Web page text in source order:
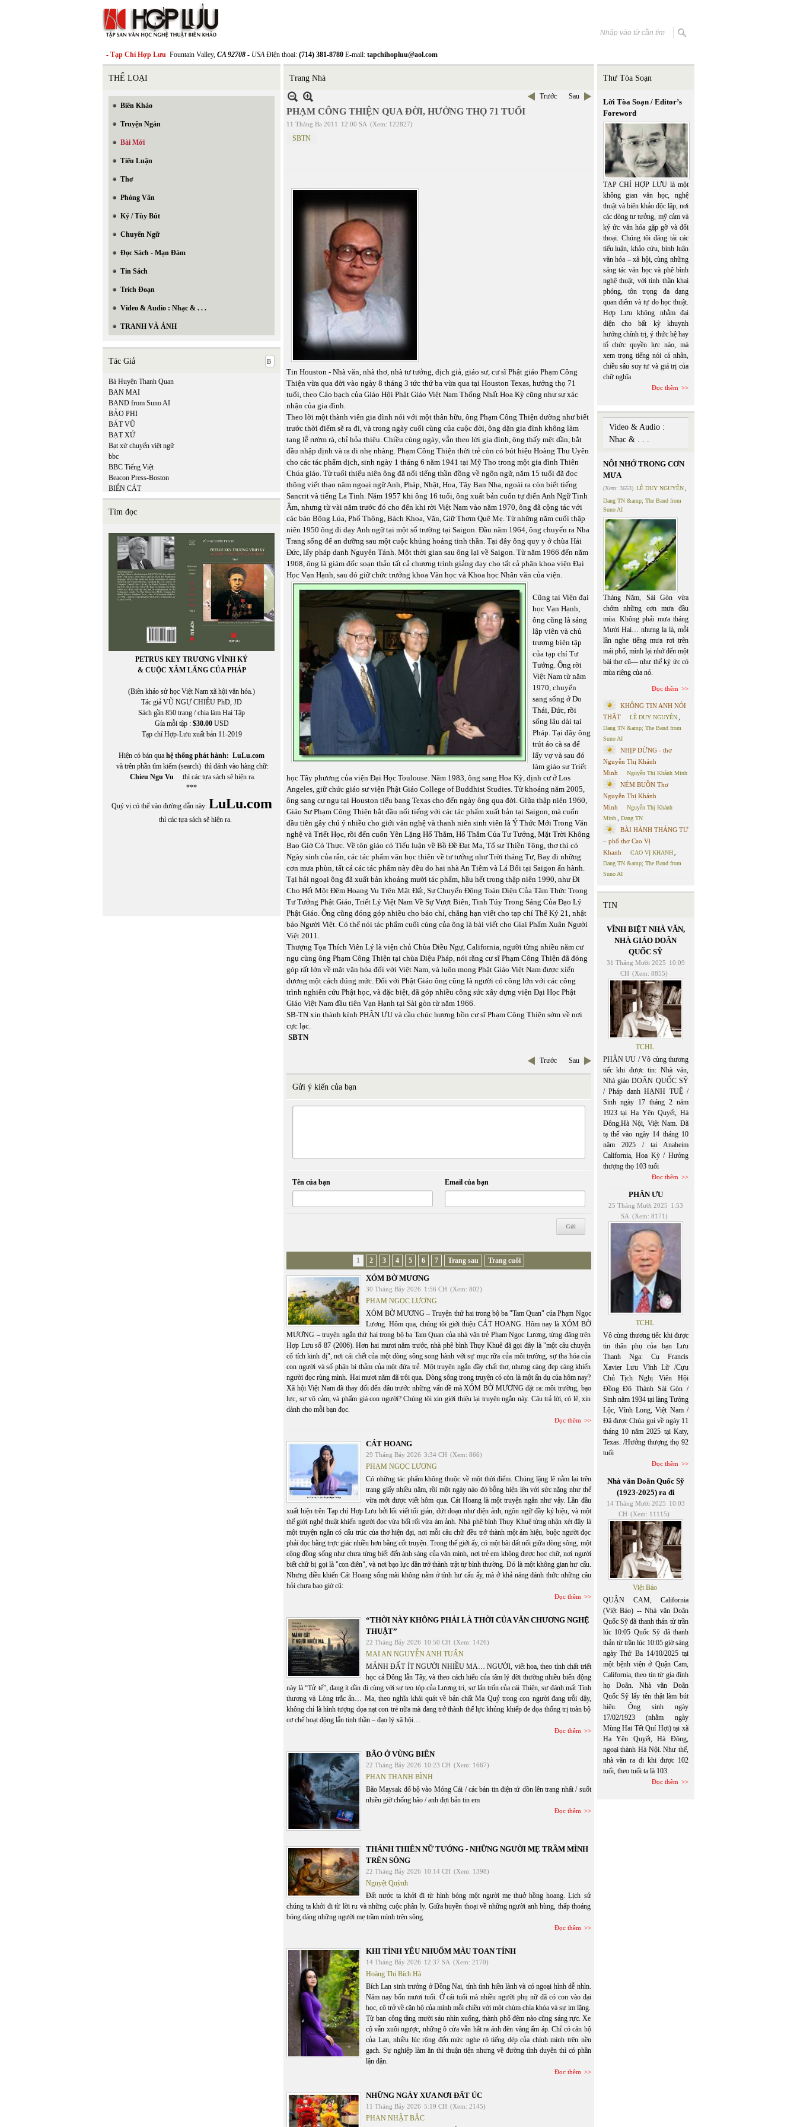
- Tạp Chí Hợp Lưu Fountain Valley, CA 92708 - USAĐiện thoại: (714) 381-8780 E-mail: tapchihopluu@aol.com
THỂ LOẠI
Biên Khảo
Truyện Ngắn
Bài Mới
Tiểu Luận
Thơ
Phỏng Vấn
Ký / Tùy Bút
Chuyển Ngữ
Đọc Sách - Mạn Đàm
Tin Sách
Trích Đoạn
Video & Audio : Nhạc & . . .
TRANH VÀ ẢNH
Tác Giả
Bà Huyện Thanh Quan
BAN MAI
BAND from Suno AI
BẢO PHI
BÁT VŨ
BẠT XỨ
Bạt xứ chuyển việt ngữ
bbc
BBC Tiếng Việt
Beacon Press-Boston
BIỂN CÁT
BÌNH ĐỊA MỘC
Bồ Tùng Linh
Bruno Corty
Bùi Hoàng Linh
BÙI HOẰNG VỊ
BÙI NGỌC KHÔI
Bùi Ngọc Khôi chuyển ngữ
Bùi Thanh Xuân
BÙI VĨNH PHÚC
Tìm đọc
PETRUS KEY TRƯƠNG VĨNH KÝ
& CUỘC XÂM LĂNG CỦA PHÁP
(Biên khảo sử học Việt Nam xã hội văn hóa.)
Tác giả VŨ NGỰ CHIÊU PhD, JD
Sách gần 850 trang / chia làm Hai Tập
Gía mỗi tập : $30.00USD
Tạp chí Hợp-Lưu xuất bản 11-2019
Hiện có bán qua hệ thống phát hành: LuLu.com
và trên phần tìm kiếm (search) thì đánh vào hàng chữ:
Chieu Ngu Vu thì các tựa sách sẽ hiện ra.
***
Quý vị có thể vào đường dẫn này: LuLu.com
thì các tựa sách sẽ hiện ra.
Trang Nhà
Trước Sau
PHẠM CÔNG THIỆN QUA ĐỜI, HƯỞNG THỌ 71 TUỔI
11 Tháng Ba 2011 12:00 SA (Xem: 122827)
SBTN
Tin Houston - Nhà văn, nhà thơ, nhà tư tưởng, dịch giả, giáo sư, cư sĩ Phật giáo Phạm Công
Thiện vừa qua đời vào ngày 8 tháng 3 tức thứ ba vừa qua tại Houston Texas, hưởng thọ 71
tuổi, theo Cáo bạch của Giáo Hội Phật Giáo Việt Nam Thống Nhất Hoa Kỳ cũng như sự xác
nhận của gia đình.
Theo lời một thành viên gia đình nói với một thân hữu, ông Phạm Công Thiện dường như biết
trước thời điểm sẽ ra đi, và trong ngày cuối cùng của cuộc đời, ông dặn gia đình không làm
tang lễ rườm rà, chỉ hỏa thiêu. Chiều cùng ngày, vẫn theo lời gia đình, ông thấy mệt dần, bắt
đầu nhập định và ra đi nhẹ nhàng. Phạm Công Thiện thời trẻ còn có bút hiệu Hoàng Thu Uyên
cho các tác phẩm dịch, sinh ngày 1 tháng 6 năm 1941 tại Mỹ Tho trong một gia đình Thiên
Chúa giáo. Từ tuổi thiếu niên ông đã nổi tiếng thần đồng về ngôn ngữ, năm 15 tuổi đã đọc
thông viết thạo năm ngoại ngữ Anh, Pháp, Nhật, Hoa, Tây Ban Nha, ngoài ra còn biết tiếng
Sancrit và tiếng La Tinh. Năm 1957 khi ông 16 tuổi, ông xuất bản cuốn tự điển Anh Ngữ Tinh
Âm, nhưng từ vài năm trước đó cho đến khi rời Việt Nam vào năm 1970, ông đã cộng tác với
các báo Bông Lúa, Phổ Thông, Bách Khoa, Văn, Giữ Thơm Quê Mẹ. Từ những năm cuối thập
niên 1950 ông đi dạy Anh ngữ tại một số trường tại Saigon. Đầu năm 1964, ông chuyển ra Nha
Trang sống để an dưỡng sau một cuộc khủng hoảng tinh thần. Tại đây ông quy y ở chùa Hải
Đức, lấy pháp danh Nguyên Tánh. Một thời gian sau ông lại về Saigon. Từ năm 1966 đến năm
1968, ông là giám đốc soạn thảo tất cả chương trình giảng dạy cho tất cả phân khoa viện Đại
Học Vạn Hạnh, sau đó giữ chức trưởng khoa Văn học và Khoa học Nhân văn của viện.
Cũng tại Viện đại
học Vạn Hạnh,
ông cũng là sáng
lập viên và chủ
trương biên tập
của tạp chí Tư
Tưởng. Ông rời
Việt Nam từ năm
1970, chuyển
sang sống ở Do
Thái, Đức, rồi
sống lâu dài tại
Pháp. Tại đây ông
trút áo cà sa để
lấy vợ và sau đó
làm giáo sư Triết
học Tây phương của viện Đại Học Toulouse. Năm 1983, ông sang Hoa Kỳ, định cư ở Los
Angeles, giữ chức giáo sư viện Phật Giáo College of Buddhist Studies. Từ khoảng năm 2005,
ông sang cư ngụ tại Houston tiểu bang Texas cho đến ngày ông qua đời. Giữa thập niên 1960,
Giáo Sư Phạm Công Thiện bắt đầu nổi tiếng với các tác phẩm xuất bản tại Saigon, mà cuốn
đầu tiên gây chú ý nhiều cho giới văn nghệ và thanh niên sinh viên là Ý Thức Mới Trong Văn
nghệ và Triết Học, rồi đến cuốn Yên Lặng Hố Thẳm, Hố Thẳm Của Tư Tưởng, Mặt Trời Không
Bao Giờ Có Thực. Về tôn giáo có Tiểu luận về Bồ Đề Đạt Ma, Tổ sư Thiền Tông, thơ thì có
Ngày sinh của rắn, các tác phẩm văn học thiên về tư tưởng như Trời tháng Tư, Bay đi những
cơn mưa phùn, tất cả các tác phẩm này đều do hai nhà An Tiêm và Lá Bối tại Saigon ấn hành.
Tại hải ngoại ông đã xuất bản khoảng mười tác phẩm, hầu hết trong thập niên 1990, như Đi
Cho Hết Một Đêm Hoang Vu Trên Mặt Đất, Sự Chuyển Động Toàn Diện Của Tâm Thức Trong
Tư Tưởng Phật Giáo, Triết Lý Việt Nam Về Sự Vượt Biên, Tinh Túy Trong Sáng Của Đạo Lý
Phật Giáo. Ông cũng đóng góp nhiều cho báo chí, chẳng hạn viết cho tạp chí Thế Kỷ 21, nhật
báo Người Việt. Có thể nói tác phẩm cuối cùng của ông là bài viết cho Giai Phẩm Xuân Người
Việt 2011.
Thượng Tọa Thích Viên Lý là viện chủ Chùa Điều Ngự, California, người từng nhiều năm cư
ngụ cùng ông Phạm Công Thiện tại chùa Diệu Pháp, nói rằng cư sĩ Phạm Công Thiện đã đóng
góp rất lớn về mặt văn hóa đối với Việt Nam, và luôn mong Phật Giáo Việt Nam được xiển
dương một cách đúng mức. Đối với Phật Giáo ông cũng là người có công lớn với các công
trình nghiên cứu Phật học, và đặc biệt, đã góp nhiều công sức xây dựng viện Đại Học Phật
Giáo Việt Nam đầu tiên Vạn Hạnh tại Sài gòn từ năm 1966.
SB-TN xin thành kính PHÂN ƯU và cầu chúc hương hồn cư sĩ Phạm Công Thiện sớm về nơi
cực lạc.
SBTN
Trước Sau
Gửi ý kiến của bạn
Tên của bạn Email của bạn
1 2 3 4 5 6 7 Trang sau Trang cuối
XÓM BỜ MƯƠNG
30 Tháng Bảy 2026 1:56 CH (Xem: 802)
PHẠM NGỌC LƯƠNG
XÓM BỜ MƯƠNG – Truyện thứ hai trong bộ ba "Tam Quan" của Phạm Ngọc
Lương. Hôm qua, chúng tôi giới thiệu CÁT HOANG. Hôm nay là XÓM BỜ
MƯƠNG – truyện ngắn thứ hai trong bộ ba Tam Quan của nhà văn trẻ Phạm Ngọc Lương, từng đăng trên
Hợp Lưu số 87 (2006). Hơn hai mươi năm trước, nhà phê bình Thụy Khuê đã gọi đây là "một câu chuyện
cổ tích kinh dị", nơi cái chết của một dòng sông song hành với sự mục rữa của môi trường, sự tha hóa của
con người và số phận bi thảm của một đứa trẻ. Một truyện ngắn đầy chất thơ, nhưng càng đẹp càng khiến
người đọc rùng mình. Hai mươi năm đã trôi qua. Dòng sông trong truyện có còn là một ẩn dụ của hôm nay?
Xã hội Việt Nam đã thay đổi đến đâu trước những vấn đề mà XÓM BỜ MƯƠNG đặt ra: môi trường, bạo
lực, sự vô cảm, và phẩm giá con người? Chúng tôi xin giới thiệu lại truyện ngắn này. Câu trả lời, có lẽ, xin
dành cho mỗi bạn đọc.
Đọc thêm
CÁT HOANG
29 Tháng Bảy 2026 3:34 CH (Xem: 866)
PHẠM NGỌC LƯƠNG
Có những tác phẩm không thuộc về một thời điểm. Chúng lặng lẽ nằm lại trên
trang giấy nhiều năm, rồi một ngày nào đó bỗng hiện lên với sức nặng như thể
vừa mới được viết hôm qua. Cát Hoang là một truyện ngắn như vậy. Lần đầu
xuất hiện trên Tạp chí Hợp Lưu bởi lối viết tối giản, đứt đoạn như điện ảnh, ngôn ngữ đầy ký hiệu, và một
thế giới nghệ thuật khiến người đọc vừa bối rối vừa ám ảnh. Nhà phê bình Thụy Khuê từng nhận xét đây là
một truyện ngắn có cấu trúc của thơ hiện đại, nơi mỗi câu chữ đều trở thành một ám hiệu, buộc người đọc
phải đọc bằng trực giác nhiều hơn bằng cốt truyện. Trong thế giới ấy, có một bãi đất nổi giữa dòng sông, một
cộng đồng sống như chưa từng biết đến ánh sáng của văn minh, nơi trẻ em không được học chữ, nơi người
biết chữ bị gọi là "con điên", và nơi bạo lực dần trở thành trật tự bình thường. Đó là một không gian hư cấu.
Nhưng điều khiến Cát Hoang sống mãi không nằm ở tính hư cấu ấy, mà ở khả năng đánh thức những câu
hỏi chưa bao giờ cũ:
Đọc thêm
“THỜI NÀY KHÔNG PHẢI LÀ THỜI CỦA VĂN CHƯƠNG NGHỆ
THUẬT”
22 Tháng Bảy 2026 10:50 CH (Xem: 1426)
MAI AN NGUYỄN ANH TUẤN
MẢNH ĐẤT ÍT NGƯỜI NHIỀU MA… NGƯỜI, viết hoa, theo tính chất triết
học cả Đông lẫn Tây, và theo cách hiểu của tâm lý đời thường nhiều biến động
này là “Tử tế”, đang ít dần đi cùng với sự teo tóp của Lương tri, sự lẩn trốn của cái Thiện, sự đánh mất Tình
thương và Lòng trắc ẩn… Ma, theo nghĩa khái quát về bản chất Ma Quỷ trong con người đang trỗi dậy,
không chỉ là hình tượng dọa nạt con trẻ nữa mà đang trở thành thế lực khủng khiếp đe dọa thống trị toàn bộ
cơ chế hoạt động lẫn tinh thần – đạo lý xã hội…
Đọc thêm
BÃO Ở VÙNG BIÊN
22 Tháng Bảy 2026 10:23 CH (Xem: 1667)
PHAN THANH BÌNH
Bão Maysak đổ bộ vào Móng Cái / các bản tin điện tử dồn lên trang nhất / suốt
nhiều giờ chống bão / anh đợi bản tin em
Đọc thêm
THÁNH THIÊN NỮ TƯỚNG - NHỮNG NGƯỜI MẸ TRẦM MÌNH
TRÊN SÔNG
22 Tháng Bảy 2026 10:14 CH (Xem: 1398)
Nguyệt Quỳnh
Đất nước ta khởi đi từ hình bóng một người mẹ thuở hồng hoang. Lịch sử
chúng ta khởi đi từ lời ru và những cuộc phân ly. Giữa huyền thoại về những người anh hùng, thấp thoáng
bóng dáng những người mẹ trầm mình trên sông.
Đọc thêm
KHI TÌNH YÊU NHUỐM MÀU TOAN TÍNH
14 Tháng Bảy 2026 12:37 SA (Xem: 2170)
Hoàng Thị Bích Hà
Bích Lan sinh trưởng ở Đồng Nai, tính tình hiền lành và có ngoại hình dễ nhìn.
Năm nay bốn mươi tuổi. Ở cái tuổi mà nhiều người phụ nữ đã có con vào đại
học, cô trở về căn hộ của mình mỗi chiều với một chùm chìa khóa và sự im lặng.
Từ ban công tầng mười sáu nhìn xuống, thành phố đêm nào cũng sáng rực. Xe
cộ vẫn xuôi ngược, những ô cửa vẫn hắt ra ánh đèn vàng ấm áp. Chỉ có căn hộ
của Lan, nhiều lúc rộng đến mức nghe rõ tiếng dép của chính mình trên nền
gạch. Sự nghiệp làm ăn thì thuận tiện nhưng về đường tình duyên thì có phần
lận đận.
Đọc thêm
NHỮNG NGÀY XƯA NƠI ĐẤT ÚC
11 Tháng Bảy 2026 5:19 CH (Xem: 2145)
PHAN NHẬT BẮC
Thư Tòa Soạn
Lời Tòa Soạn / Editor’s
Foreword
TẠP CHÍ HỢP LƯU là một
không gian văn học, nghệ
thuật và biên khảo độc lập, nơi
các dòng tư tưởng, mỹ cảm và
ký ức văn hóa gặp gỡ và đối
thoại. Chúng tôi đăng tải các
tiểu luận, khảo cứu, bình luận
văn hóa – xã hội, cùng những
sáng tác văn học và phê bình
nghệ thuật, với tinh thần khai
phóng, tôn trọng đa dạng
quan điểm và tự do học thuật.
Hợp Lưu không nhằm đại
diện cho bất kỳ khuynh
hướng chính trị, ý thức hệ hay
tổ chức quyền lực nào, mà
xem trọng tiếng nói cá nhân,
chiều sâu suy tư và giá trị của
chữ nghĩa
Đọc thêm
Video & Audio :
Nhạc & . . .
NỖI NHỚ TRONG CƠN
MƯA
(Xem: 3653) LÊ DUY NGUYÊN
Dang TN &amp; The Band from
Suno AI
Tháng Năm, Sài Gòn vừa
chớm những cơn mưa đầu
mùa. Không phải mưa tháng
Mười Hai… nhưng lạ là, mỗi
lần nghe tiếng mưa rơi trên
mái phố, mình lại nhớ đến một
bài thơ cũ— như thể ký ức có
mùa riêng của nó.
Đọc thêm
KHÔNG TIN ANH NÓI
THẬT
LÊ DUY NGUYÊN
Dang TN &amp; The Band from
Suno AI
NHỊP DỪNG - thơ
Nguyễn Thị Khánh
Minh
Nguyễn Thị Khánh Minh
NÉM BUỒN Thơ
Nguyễn Thị Khánh
Minh
Nguyễn Thị Khánh
Minh
Dang TN
BÀI HÀNH THÁNG TƯ
– phổ thơ Cao Vị
Khanh
CAO VỊ KHANH
Dang TN &amp; The Band from
Suno AI
TIN
VĨNH BIỆT NHÀ VĂN,
NHÀ GIÁO DOÃN
QUỐC SỸ
31 Tháng Mười 2025 10:09
CH (Xem: 8855)
TCHL
PHÂN ƯU / Vô cùng thương
tiếc khi được tin: Nhà văn,
Nhà giáo DOÃN QUỐC SỸ
/ Pháp danh HẠNH TUỆ /
Sinh ngày 17 tháng 2 năm
1923 tại Hạ Yên Quyết, Hà
Đông,Hà Nội, Việt Nam. Đã
tạ thế vào ngày 14 tháng 10
năm 2025 / tại Anaheim
California, Hoa Kỳ / Hưởng
thượng thọ 103 tuổi
Đọc thêm
PHÂN ƯU
25 Tháng Mười 2025 1:53
SA (Xem: 8171)
TCHL
Vô cùng thương tiếc khi được
tin thân phụ của bạn Lưu
Thanh Nga: Cụ Francis
Xavier Lưu Vĩnh Lữ /Cựu
Chủ Tịch Nghị Viên Hội
Đồng Đô Thành Sài Gòn /
Sinh năm 1934 tại làng Tưởng
Lộc, Vĩnh Long, Việt Nam /
Đã được Chúa gọi về ngày 11
tháng 10 năm 2025 tại Katy,
Texas. /Hưởng thượng thọ 92
tuổi
Đọc thêm
Nhà văn Doãn Quốc Sỹ
(1923-2025) ra đi
14 Tháng Mười 2025 10:03
CH (Xem: 11115)
Việt Báo
QUẬN CAM, California
(Việt Báo) -- Nhà văn Doãn
Quốc Sỹ đã thanh thản từ trần
lúc 10:05 Quốc Sỹ đã thanh
thản từ trần lúc 10:05 giờ sáng
ngày Thứ Ba 14/10/2025 tại
một bệnh viện ở Quận Cam,
California, theo tin từ gia đình
họ Doãn. Nhà văn Doãn
Quốc Sỹ lấy tên thật làm bút
hiệu. Ông sinh ngày
17/02/1923 (nhằm ngày
Mùng Hai Tết Quí Hợi) tại xã
Hạ Yên Quyết, Hà Đông,
ngoại thành Hà Nội. Như thế,
nhà văn ra đi khi được 102
tuổi, theo tuổi ta là 103.
Đọc thêm